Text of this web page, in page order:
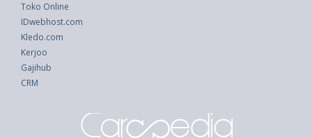
Toko Online
IDwebhost.com
Kledo.com
Kerjoo
Gajihub
CRM